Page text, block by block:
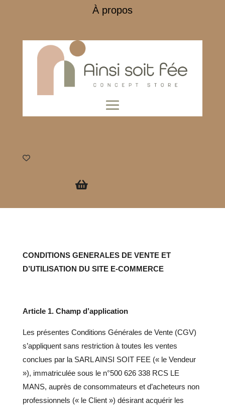
À propos

CONDITIONS GENERALES DE VENTE ET
D’UTILISATION DU SITE E-COMMERCE
Article 1. Champ d’application
Les présentes Conditions Générales de Vente (CGV)
s’appliquent sans restriction à toutes les ventes
conclues par la SARL AINSI SOIT FEE (« le Vendeur
»), immatriculée sous le n°500 626 338 RCS LE
MANS, auprès de consommateurs et d’acheteurs non
professionnels (« le Client ») désirant acquérir les